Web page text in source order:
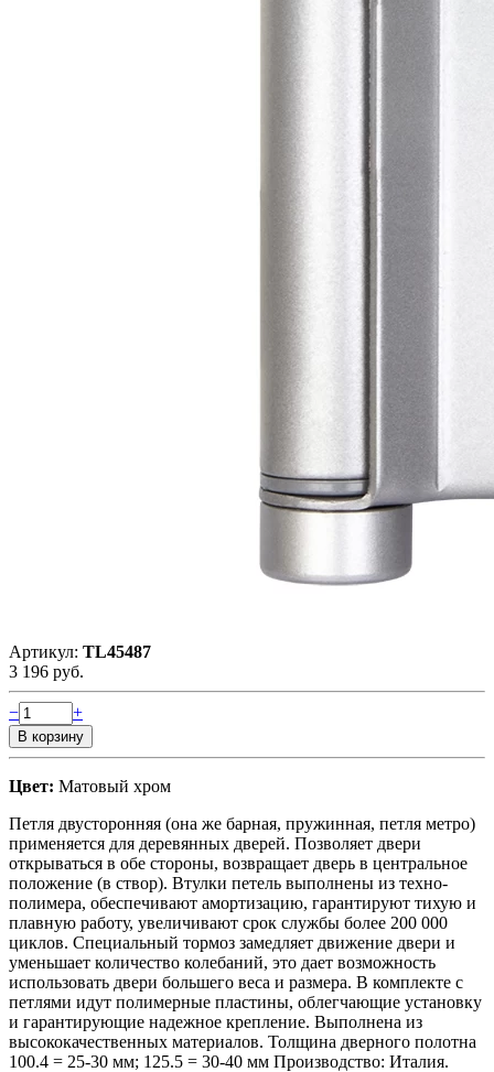
Артикул: TL45487
3 196 руб.
− +
Цвет: Матовый хром
Петля двусторонняя (она же барная, пружинная, петля метро)
применяется для деревянных дверей. Позволяет двери
открываться в обе стороны, возвращает дверь в центральное
положение (в створ). Втулки петель выполнены из техно-
полимера, обеспечивают амортизацию, гарантируют тихую и
плавную работу, увеличивают срок службы более 200 000
циклов. Специальный тормоз замедляет движение двери и
уменьшает количество колебаний, это дает возможность
использовать двери большего веса и размера. В комплекте с
петлями идут полимерные пластины, облегчающие установку
и гарантирующие надежное крепление. Выполнена из
высококачественных материалов. Толщина дверного полотна
100.4 = 25-30 мм; 125.5 = 30-40 мм Производство: Италия.